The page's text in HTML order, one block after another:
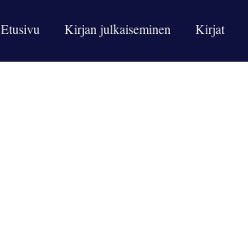
Etusivu Kirjan julkaiseminen Kirjat